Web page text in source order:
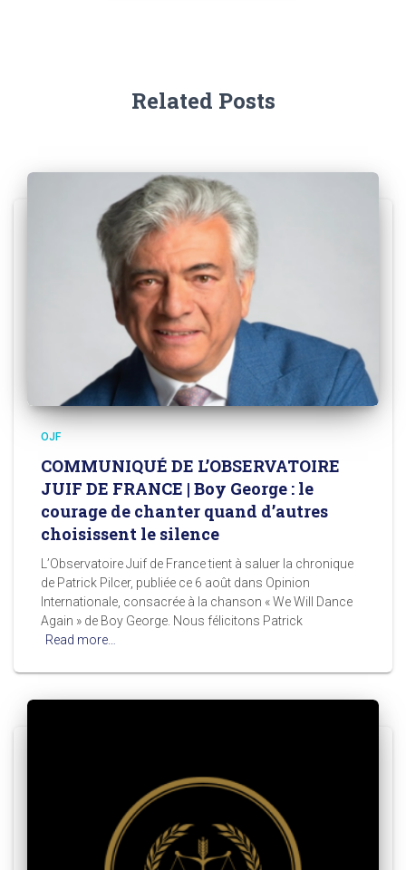
Related Posts
OJF
COMMUNIQUÉ DE L’OBSERVATOIRE
JUIF DE FRANCE | Boy George : le
courage de chanter quand d’autres
choisissent le silence
L’Observatoire Juif de France tient à saluer la chronique
de Patrick Pilcer, publiée ce 6 août dans Opinion
Internationale, consacrée à la chanson « We Will Dance
Again » de Boy George. Nous félicitons Patrick
Read more…